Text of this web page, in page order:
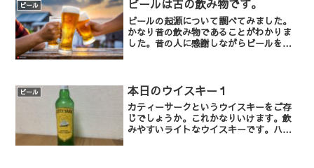
ビール ビールは古の飲み物です。
ビールの起源について調べてみました。
かなり昔の飲み物であることがわかりま
した。昔の人に感謝しながらビールを飲
ビール 本日のウイスキー１
カティーサークというウイスキーをご存
じでしょうか。これかなりいけます。飲
みやすいライトなウイスキーです。ハイ